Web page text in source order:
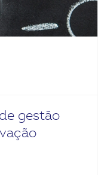
gestão